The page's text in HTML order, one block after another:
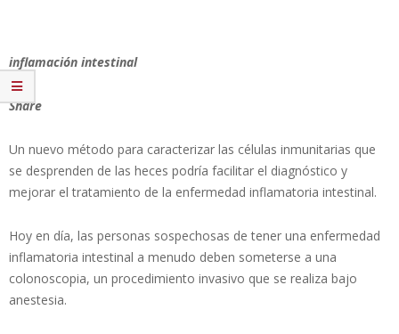
inflamación intestinal
Share
Un nuevo método para caracterizar las células inmunitarias que
se desprenden de las heces podría facilitar el diagnóstico y
mejorar el tratamiento de la enfermedad inflamatoria intestinal.
Hoy en día, las personas sospechosas de tener una enfermedad
inflamatoria intestinal a menudo deben someterse a una
colonoscopia, un procedimiento invasivo que se realiza bajo
anestesia.